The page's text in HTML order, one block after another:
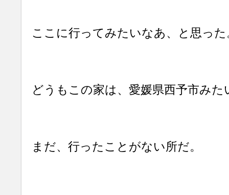
ここに行ってみたいなあ、と思った
どうもこの家は、愛媛県西予市み
まだ、行ったことがない所だ。